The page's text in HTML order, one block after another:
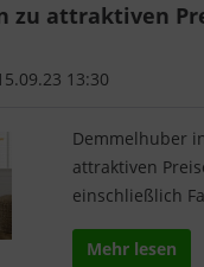
zu attraktiven
13:30
Demmelhuber
attraktiven
einschließlich
Mehr lesen